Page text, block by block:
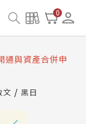
0
與書櫃開通申請
通與資產合併申
文 黑日